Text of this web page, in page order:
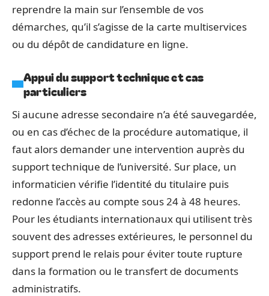
reprendre la main sur l’ensemble de vos
démarches, qu’il s’agisse de la carte multiservices
ou du dépôt de candidature en ligne.
Appui du support technique et cas
particuliers
Si aucune adresse secondaire n’a été sauvegardée,
ou en cas d’échec de la procédure automatique, il
faut alors demander une intervention auprès du
support technique de l’université. Sur place, un
informaticien vérifie l’identité du titulaire puis
redonne l’accès au compte sous 24 à 48 heures.
Pour les étudiants internationaux qui utilisent très
souvent des adresses extérieures, le personnel du
support prend le relais pour éviter toute rupture
dans la formation ou le transfert de documents
administratifs.